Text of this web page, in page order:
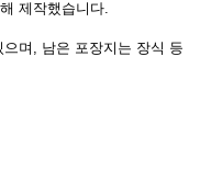
제작했습니다.
며, 남은 포장지는 장식 등